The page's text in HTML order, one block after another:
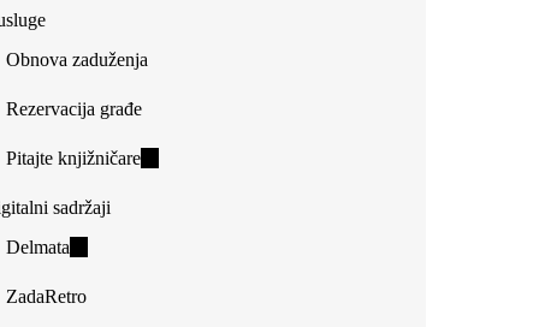
Obnova zaduženja
Rezervacija građe
Pitajte knjižničare(link
sadržaji
Delmata
external)
ZadaRetro